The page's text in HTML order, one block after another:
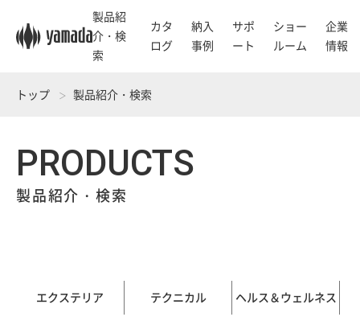
製品紹
介・検
索
カタ
ログ
納入
事例
サポ
ート
ショー
ルーム
企業
情報
トップ 製品紹介・検索
PRODUCTS
製品紹介・検索
エクステリア テクニカル ヘルス＆ウェルネス